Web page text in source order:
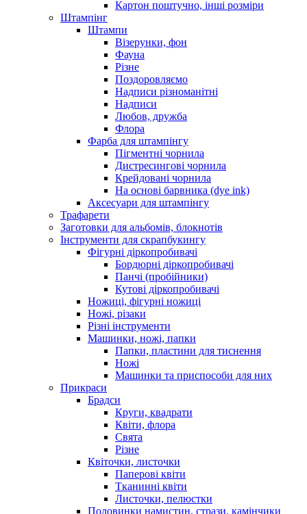
Картон поштучно, інші розміри
Штампінг
Штампи
Візерунки, фон
Фауна
Різне
Поздоровляємо
Надписи різноманітні
Надписи
Любов, дружба
Флора
Фарба для штампінгу
Пігментні чорнила
Дистресингові чорнила
Крейдовані чорнила
На основі барвника (dye ink)
Аксесуари для штампінгу
Трафарети
Заготовки для альбомів, блокнотів
Інструменти для скрапбукингу
Фігурні діркопробивачі
Бордюрні діркопробивачі
Панчі (пробійники)
Кутові діркопробивачі
Ножиці, фігурні ножиці
Ножі, різаки
Різні інструменти
Машинки, ножі, папки
Папки, пластини для тиснення
Ножі
Машинки та приспособи для них
Прикраси
Брадси
Круги, квадрати
Квіти, флора
Свята
Різне
Квіточки, листочки
Паперові квіти
Тканинні квіти
Листочки, пелюстки
Половинки намистин, стрази, камінчики